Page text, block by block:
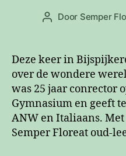
Berichtauteur
Door Semper
Deze keer in
over de wondere
was 25 jaar conrector
Gymnasium en geeft
ANW en Italiaans.
Semper Floreat oud-